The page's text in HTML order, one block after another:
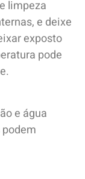
limpeza
e deixe
exposto
pode
e água